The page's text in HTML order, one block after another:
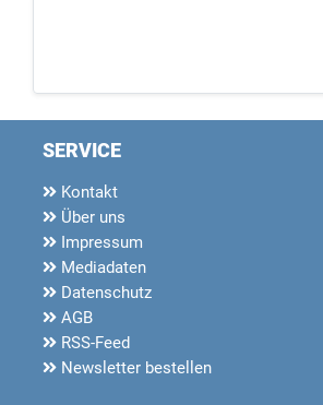
SERVICE
Kontakt
Über uns
Impressum
Mediadaten
Datenschutz
AGB
RSS-Feed
Newsletter bestellen